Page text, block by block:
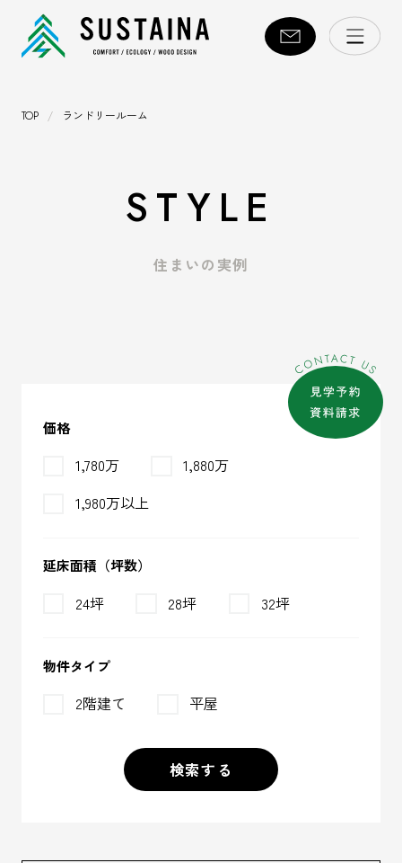
TOP / ランドリールーム
STYLE
住まいの実例
価格
1,780万
1,880万
1,980万以上
延床面積（坪数）
24坪 28坪 32坪
物件タイプ
2階建て 平屋
検索する